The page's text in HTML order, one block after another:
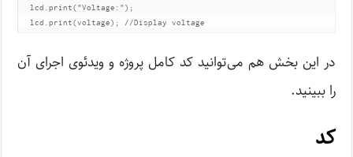
  lcd.print("Voltage:");
lcd.print(voltage); //Display voltage
در این بخش هم می‌توانید کد کامل پروژه و ویدئوی اجرای آن
را ببینید.
کد